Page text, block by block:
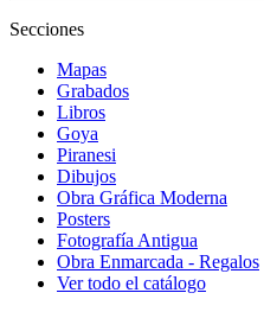
Secciones
Mapas
Grabados
Libros
Goya
Piranesi
Dibujos
Obra Gráfica Moderna
Posters
Fotografía Antigua
Obra Enmarcada - Regalos
Ver todo el catálogo